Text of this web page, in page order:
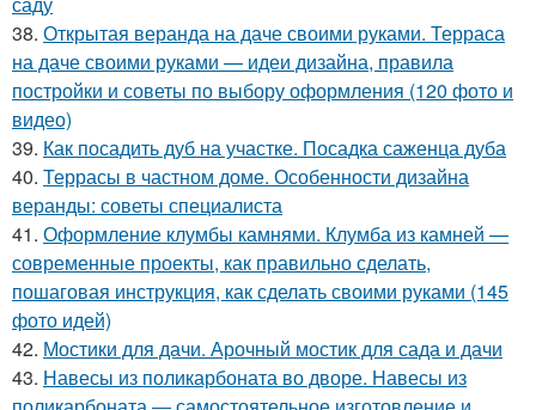
38. Открытая веранда на даче своими руками. Терраса
на даче своими руками — идеи дизайна, правила
постройки и советы по выбору оформления (120 фото и
видео)
39. Как посадить дуб на участке. Посадка саженца дуба
40. Террасы в частном доме. Особенности дизайна
веранды: советы специалиста
41. Оформление клумбы камнями. Клумба из камней —
современные проекты, как правильно сделать,
пошаговая инструкция, как сделать своими руками (145
фото идей)
42. Мостики для дачи. Арочный мостик для сада и дачи
43. Навесы из поликарбоната во дворе. Навесы из